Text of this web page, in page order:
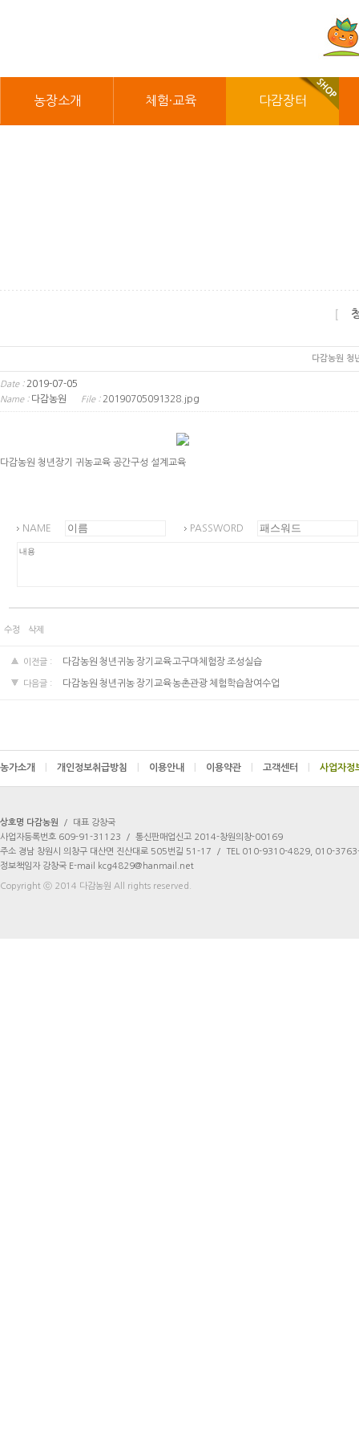
농장소개 체험·교육 다감장터
다감농원 청
Date :2019-07-05
Name :다감농원 File : 20190705091328.jpg
다감농원 청년장기 귀농교육 공간구성 설계교육
NAME PASSWORD
수정 삭제
이전글 : 다감농원 청년귀농 장기교육 고구마체험장 조성실습
다음글 : 다감농원 청년귀농 장기교육 농촌관광 체험학습참여수업
농가소개 개인정보취급방침 이용안내 이용약관 고객센터
상호명 다감농원 /
대표 강창국
사업자등록번호 609-91-31123
/
통신판매업신고 2014-창원의창-00169
주소 경남 창원시 의창구 대산면 진산대로 505번길 51-17
/
TEL 010-9310-4829, 010-
정보책임자 강창국 E-mail kcg4829@hanmail.net
Copyright ⓒ 2014 다감농원 All rights reserved.